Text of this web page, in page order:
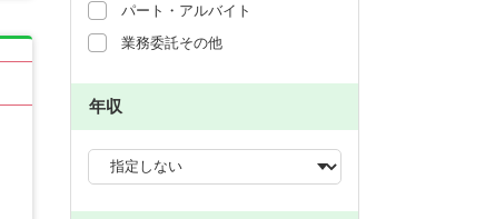
パート・アルバイト
業務委託その他
年収